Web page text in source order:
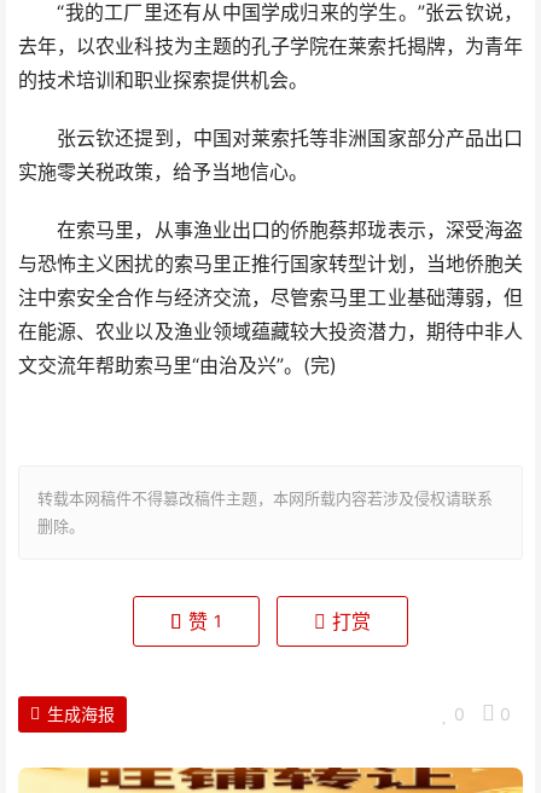
“我的工厂里还有从中国学成归来的学生。”张云钦说，
去年，以农业科技为主题的孔子学院在莱索托揭牌，为青年
的技术培训和职业探索提供机会。
张云钦还提到，中国对莱索托等非洲国家部分产品出口
实施零关税政策，给予当地信心。
在索马里，从事渔业出口的侨胞蔡邦珑表示，深受海盗
与恐怖主义困扰的索马里正推行国家转型计划，当地侨胞关
注中索安全合作与经济交流，尽管索马里工业基础薄弱，但
在能源、农业以及渔业领域蕴藏较大投资潜力，期待中非人
文交流年帮助索马里“由治及兴”。(完)
转载本网稿件不得篡改稿件主题，本网所载内容若涉及侵权请联系
删除。
赞 1 打赏
0 0
生成海报